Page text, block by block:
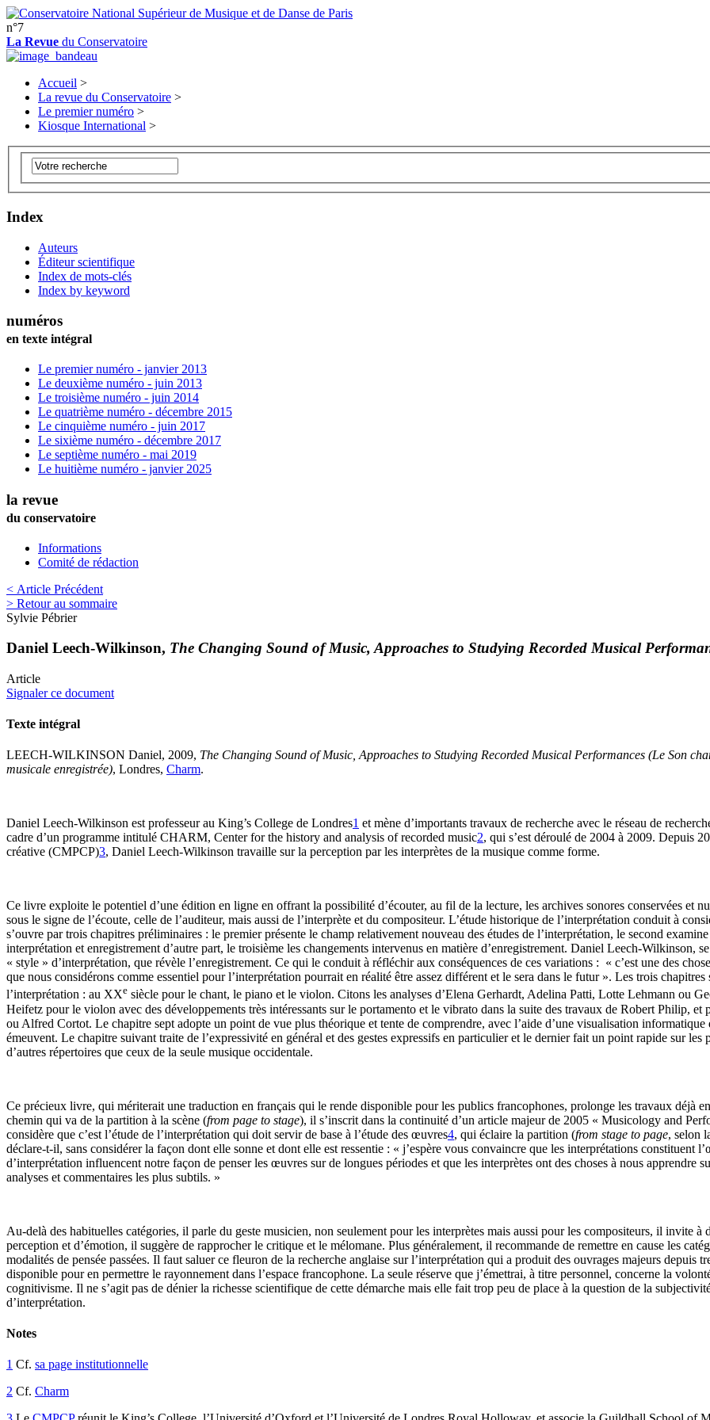
n°7
La Revue du Conservatoire
Accueil >
La revue du Conservatoire >
Le premier numéro >
Kiosque International >
Index
Auteurs
Éditeur scientifique
Index de mots-clés
Index by keyword
numéros
en texte intégral
Le premier numéro - janvier 2013
Le deuxième numéro - juin 2013
Le troisième numéro - juin 2014
Le quatrième numéro - décembre 2015
Le cinquième numéro - juin 2017
Le sixième numéro - décembre 2017
Le septième numéro - mai 2019
Le huitième numéro - janvier 2025
la revue
du conservatoire
Informations
Comité de rédaction
< Article Précédent
> Retour au sommaire
Sylvie Pébrier
Daniel Leech-Wilkinson, The Changing Sound of Music, Approaches to Studying Recorded Musical
Article
Signaler ce document
Texte intégral
LEECH-WILKINSON Daniel, 2009, The Changing Sound of Music, Approaches to Studying Recorded Musical Performances (Le Son
musicale enregistrée), Londres, Charm.
Daniel Leech-Wilkinson est professeur au King’s College de Londres1 et mène d’importants travaux de recherche avec le réseau de
cadre d’un programme intitulé CHARM, Center for the history and analysis of recorded music2, qui s’est déroulé de 2004 à 2009. Depuis
créative (CMPCP)3, Daniel Leech-Wilkinson travaille sur la perception par les interprètes de la musique comme forme.
Ce livre exploite le potentiel d’une édition en ligne en offrant la possibilité d’écouter, au fil de la lecture, les archives sonores conservées et
sous le signe de l’écoute, celle de l’auditeur, mais aussi de l’interprète et du compositeur. L’étude historique de l’interprétation conduit à
s’ouvre par trois chapitres préliminaires : le premier présente le champ relativement nouveau des études de l’interprétation, le second
interprétation et enregistrement d’autre part, le troisième les changements intervenus en matière d’enregistrement. Daniel Leech-Wilkinson,
« style » d’interprétation, que révèle l’enregistrement. Ce qui le conduit à réfléchir aux conséquences de ces variations : « c’est une des
que nous considérons comme essentiel pour l’interprétation pourrait en réalité être assez différent et le sera dans le futur ». Les trois
l’interprétation : au XXe siècle pour le chant, le piano et le violon. Citons les analyses d’Elena Gerhardt, Adelina Patti, Lotte Lehmann ou
Heifetz pour le violon avec des développements très intéressants sur le portamento et le vibrato dans la suite des travaux de Robert Philip,
ou Alfred Cortot. Le chapitre sept adopte un point de vue plus théorique et tente de comprendre, avec l’aide d’une visualisation
émeuvent. Le chapitre suivant traite de l’expressivité en général et des gestes expressifs en particulier et le dernier fait un point rapide sur les
d’autres répertoires que ceux de la seule musique occidentale.
Ce précieux livre, qui mériterait une traduction en français qui le rende disponible pour les publics francophones, prolonge les travaux déjà
chemin qui va de la partition à la scène (from page to stage), il s’inscrit dans la continuité d’un article majeur de 2005 « Musicology and
considère que c’est l’étude de l’interprétation qui doit servir de base à l’étude des œuvres4, qui éclaire la partition (from stage to page, selon
déclare-t-il, sans considérer la façon dont elle sonne et dont elle est ressentie : « j’espère vous convaincre que les interprétations constituent
d’interprétation influencent notre façon de penser les œuvres sur de longues périodes et que les interprètes ont des choses à nous apprendre
analyses et commentaires les plus subtils. »
Au-delà des habituelles catégories, il parle du geste musicien, non seulement pour les interprètes mais aussi pour les compositeurs, il invite
perception et d’émotion, il suggère de rapprocher le critique et le mélomane. Plus généralement, il recommande de remettre en cause les
modalités de pensée passées. Il faut saluer ce fleuron de la recherche anglaise sur l’interprétation qui a produit des ouvrages majeurs depuis
disponible pour en permettre le rayonnement dans l’espace francophone. La seule réserve que j’émettrai, à titre personnel, concerne la
cognitivisme. Il ne s’agit pas de dénier la richesse scientifique de cette démarche mais elle fait trop peu de place à la question de la
d’interprétation.
Notes
1 Cf. sa page institutionnelle
2 Cf. Charm